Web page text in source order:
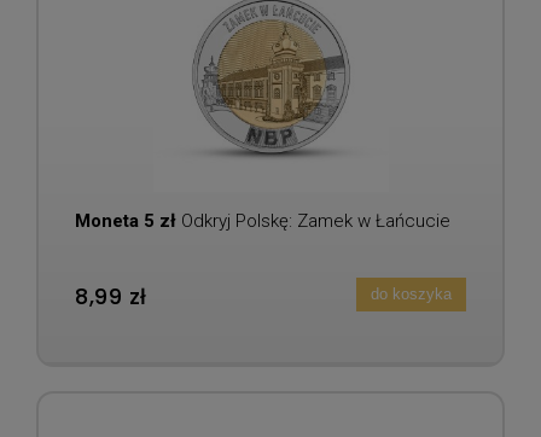
Moneta 5 zł Odkryj Polskę: Zamek w Łańcucie
8,99 zł do koszyka